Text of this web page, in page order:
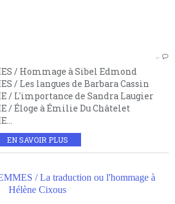
/ Hommage à Sibel Edmond
/ Les langues de Barbara Cassin
/ L'importance de Sandra Laugier
/ Éloge à Émilie Du Châtelet
EN SAVOIR PLUS
/ La traduction ou l'hommage à
Hélène Cixous